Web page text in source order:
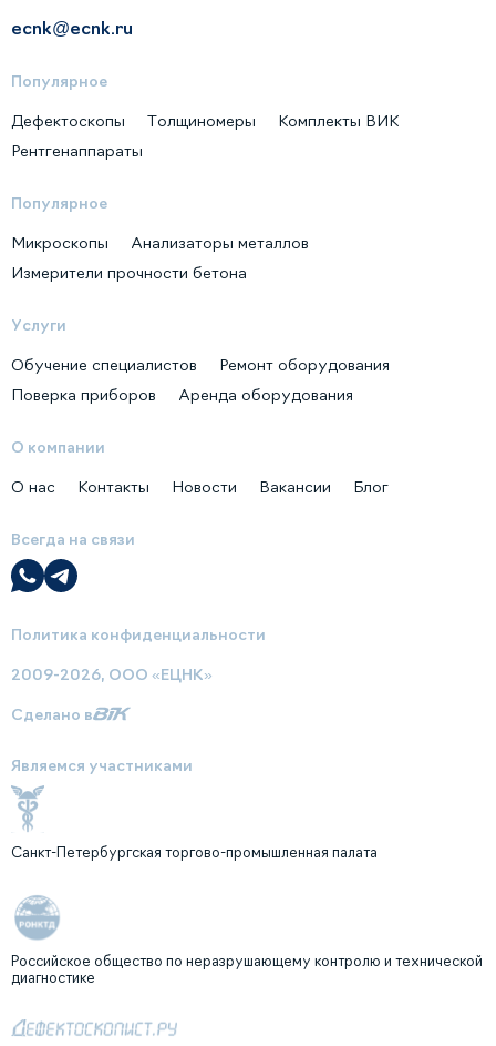
ecnk@ecnk.ru
Популярное
Дефектоскопы Толщиномеры
Комплекты ВИК
Рентгенаппараты
Популярное
Микроскопы
Анализаторы металлов
Измерители прочности бетона
Услуги
Обучение специалистов
Ремонт оборудования
Поверка приборов
Аренда оборудования
О компании
О нас Контакты Новости Вакансии Блог
Всегда на связи
Политика конфиденциальности
2009-2026, ООО «ЕЦНК»
Сделано в
Являемся участниками
Санкт-Петербургская торгово-промышленная палата
Российское общество по неразрушающему контролю и технической
диагностике